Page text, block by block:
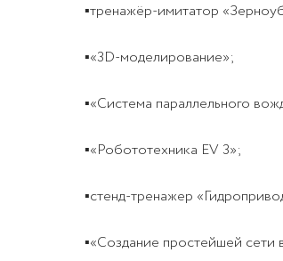
▪тренажёр-имитатор
▪«3D-моделирование»;
▪«Система параллельного
▪«Робототехника EV 3»;
▪стенд-тренажер
▪«Создание простейшей сети